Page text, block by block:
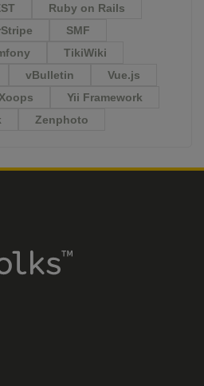
Ruby on Rails
SMF
TikiWiki
vBulletin
Vue.js
Xoops
Yii Framework
Zenphoto